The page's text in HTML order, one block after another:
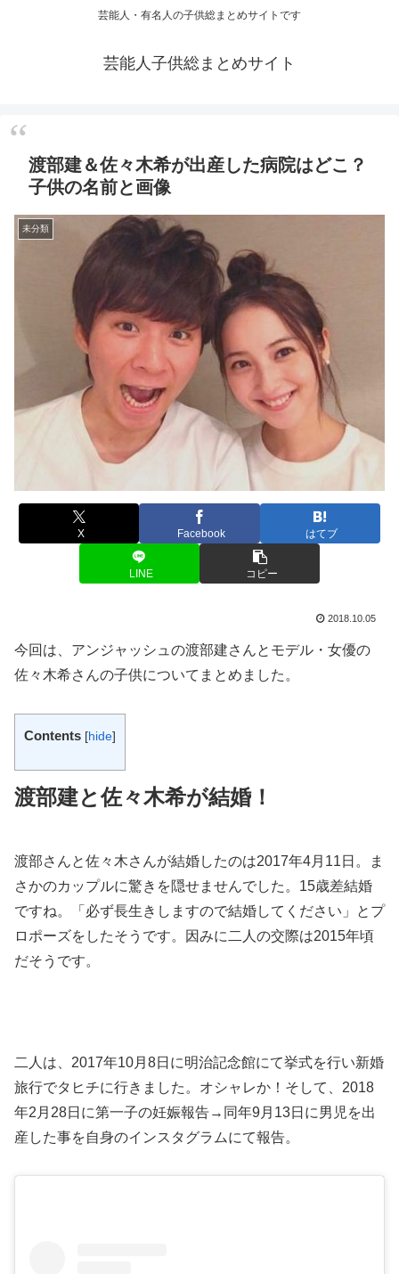
芸能人・有名人の子供総まとめサイトです
芸能人子供総まとめサイト
渡部建＆佐々木希が出産した病院はどこ？
子供の名前と画像
未分類
X Facebook はてブ
LINE コピー
2018.10.05
今回は、アンジャッシュの渡部建さんとモデル・女優の
佐々木希さんの子供についてまとめました。
Contents [hide]
渡部建と佐々木希が結婚！
渡部さんと佐々木さんが結婚したのは2017年4月11日。ま
さかのカップルに驚きを隠せませんでした。15歳差結婚
ですね。「必ず長生きしますので結婚してください」とプ
ロポーズをしたそうです。因みに二人の交際は2015年頃
だそうです。
二人は、2017年10月8日に明治記念館にて挙式を行い新婚
旅行でタヒチに行きました。オシャレか！そして、2018
年2月28日に第一子の妊娠報告→同年9月13日に男児を出
産した事を自身のインスタグラムにて報告。